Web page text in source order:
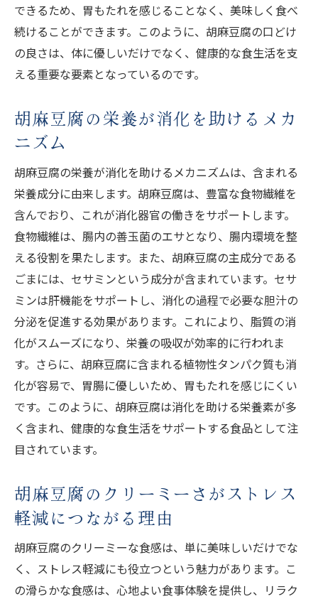
できるため、胃もたれを感じることなく、美味しく食べ
続けることができます。このように、胡麻豆腐の口どけ
の良さは、体に優しいだけでなく、健康的な食生活を支
える重要な要素となっているのです。
胡麻豆腐の栄養が消化を助けるメカ
ニズム
胡麻豆腐の栄養が消化を助けるメカニズムは、含まれる
栄養成分に由来します。胡麻豆腐は、豊富な食物繊維を
含んでおり、これが消化器官の働きをサポートします。
食物繊維は、腸内の善玉菌のエサとなり、腸内環境を整
える役割を果たします。また、胡麻豆腐の主成分である
ごまには、セサミンという成分が含まれています。セサ
ミンは肝機能をサポートし、消化の過程で必要な胆汁の
分泌を促進する効果があります。これにより、脂質の消
化がスムーズになり、栄養の吸収が効率的に行われま
す。さらに、胡麻豆腐に含まれる植物性タンパク質も消
化が容易で、胃腸に優しいため、胃もたれを感じにくい
です。このように、胡麻豆腐は消化を助ける栄養素が多
く含まれ、健康的な食生活をサポートする食品として注
目されています。
胡麻豆腐のクリーミーさがストレス
軽減につながる理由
胡麻豆腐のクリーミーな食感は、単に美味しいだけでな
く、ストレス軽減にも役立つという魅力があります。こ
の滑らかな食感は、心地よい食事体験を提供し、リラク